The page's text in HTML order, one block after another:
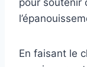
En faisant le